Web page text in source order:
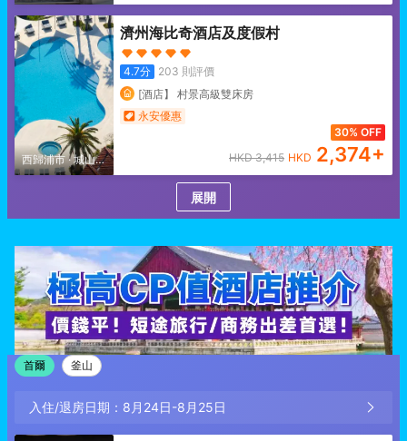
出峯/表善面
西歸浦市·城山日
濟州海比奇酒店及度假村
4.7分 203 則評價
[酒店】 村景高級雙床房
永安優惠
30% OFF
HKD3,415 HKD 2,374+
展開
首爾 釜山
入住/退房日期： 8月24日-8月25日